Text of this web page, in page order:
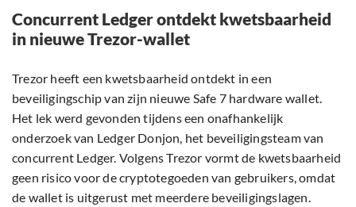
Concurrent Ledger ontdekt kwetsbaarheid
in nieuwe Trezor-wallet
Trezor heeft een kwetsbaarheid ontdekt in een
beveiligingschip van zijn nieuwe Safe 7 hardware wallet.
Het lek werd gevonden tijdens een onafhankelijk
onderzoek van Ledger Donjon, het beveiligingsteam van
concurrent Ledger. Volgens Trezor vormt de kwetsbaarheid
geen risico voor de cryptotegoeden van gebruikers, omdat
de wallet is uitgerust met meerdere beveiligingslagen.